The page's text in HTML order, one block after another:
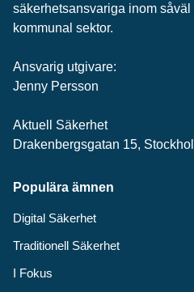
säkerhets­ansvariga inom
kommunal sektor.
Ansvarig utgivare:
Jenny Persson
Aktuell Säkerhet
Drakenbergsgatan 15,
Populära ämnen
Digital Säkerhet
Traditionell Säkerhet
I Fokus